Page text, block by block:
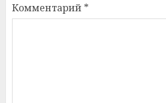
Комментарий *